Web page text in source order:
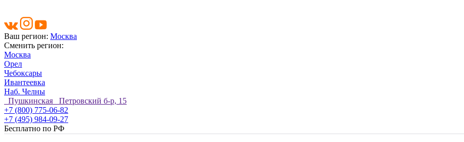
Ваш регион: Москва
Сменить регион:
Москва
Орел
Чебоксары
Ивантеевка
Наб. Челны
Пушкинская Петровский б-р, 15
+7 (800) 775-06-82
+7 (495) 984-09-27
Бесплатно по РФ